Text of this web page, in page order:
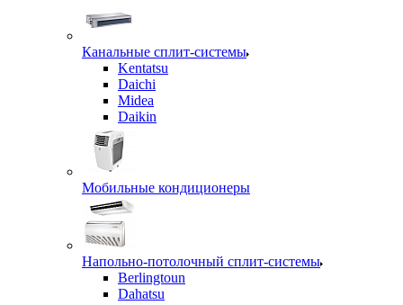
Канальные сплит-системы
Kentatsu
Daichi
Midea
Daikin
Мобильные кондиционеры
Напольно-потолочный сплит-системы
Berlingtoun
Dahatsu